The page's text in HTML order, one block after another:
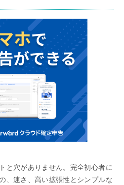
と穴がありません。完全初心者に
、速さ、高い拡張性とシンプルな